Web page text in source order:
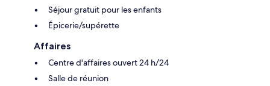
Séjour gratuit pour les enfants
Épicerie/supérette
Affaires
Centre d'affaires ouvert 24 h/24
Salle de réunion